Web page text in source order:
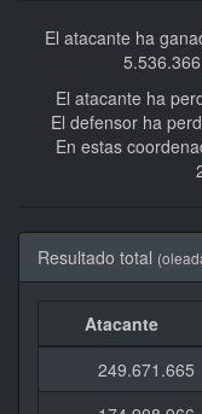
El atacante ha
El atacante ha
El defensor ha
En estas
Resultado total
Atacante
249.671.665